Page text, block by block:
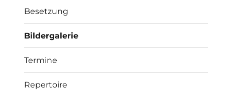
Besetzung
Bildergalerie
Termine
Repertoire